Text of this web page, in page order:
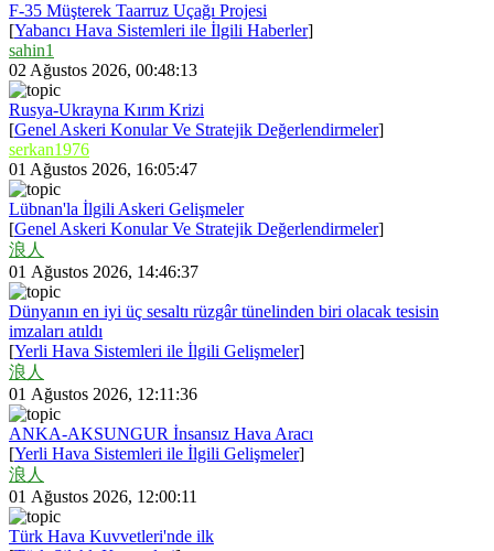
F-35 Müşterek Taarruz Uçağı Projesi
[Yabancı Hava Sistemleri ile İlgili Haberler]
sahin1
02 Ağustos 2026, 00:48:13
Rusya-Ukrayna Kırım Krizi
[Genel Askeri Konular Ve Stratejik Değerlendirmeler]
serkan1976
01 Ağustos 2026, 16:05:47
Lübnan'la İlgili Askeri Gelişmeler
[Genel Askeri Konular Ve Stratejik Değerlendirmeler]
浪人
01 Ağustos 2026, 14:46:37
Dünyanın en iyi üç sesaltı rüzgâr tünelinden biri olacak tesisin
imzaları atıldı
[Yerli Hava Sistemleri ile İlgili Gelişmeler]
浪人
01 Ağustos 2026, 12:11:36
ANKA-AKSUNGUR İnsansız Hava Aracı
[Yerli Hava Sistemleri ile İlgili Gelişmeler]
浪人
01 Ağustos 2026, 12:00:11
Türk Hava Kuvvetleri'nde ilk